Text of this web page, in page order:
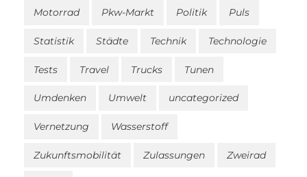
Motorrad Pkw-Markt Politik Puls
Statistik Städte Technik Technologie
Tests Travel Trucks Tunen
Umdenken Umwelt uncategorized
Vernetzung Wasserstoff
Zukunftsmobilität Zulassungen Zweirad